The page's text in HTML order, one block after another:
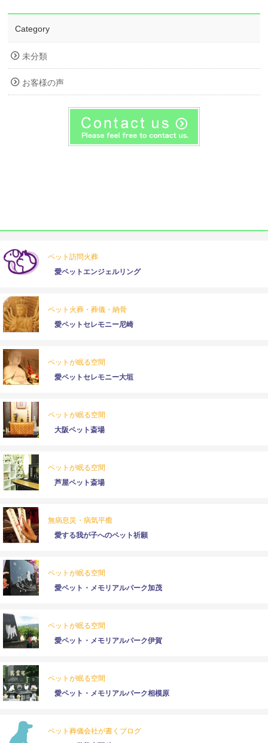
Category
未分類
お客様の声
ペット訪問火葬
愛ペットエンジェルリング
ペット火葬・葬儀・納骨
愛ペットセレモニー尼崎
ペットが眠る空間
愛ペットセレモニー大垣
ペットが眠る空間
大阪ペット斎場
ペットが眠る空間
芦屋ペット斎場
無病息災・病気平癒
愛する我が子へのペット祈願
ペットが眠る空間
愛ペット・メモリアルパーク加茂
ペットが眠る空間
愛ペット・メモリアルパーク伊賀
ペットが眠る空間
愛ペット・メモリアルパーク相模原
ペット葬儀会社が書くブログ